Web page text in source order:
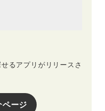
るアプリがリリースさ
ージ